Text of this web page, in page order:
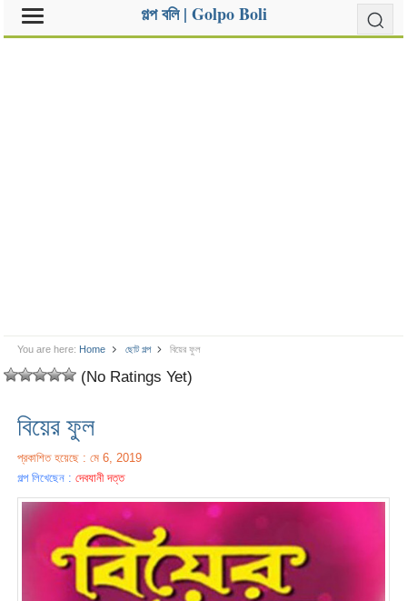
গল্প বলি | Golpo Boli
You are here: Home ছোট গল্প বিয়ের ফুল
(No Ratings Yet)
বিয়ের ফুল
প্রকাশিত হয়েছে : মে 6, 2019
গল্প লিখেছেন :দেবযানী দত্ত